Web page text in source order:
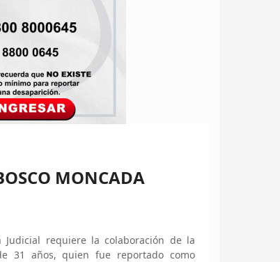
MONCADA
Judicial requiere la colaboración de la
31 años, quien fue reportado como